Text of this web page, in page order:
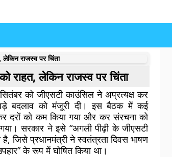
लेकिन राजस्व पर चिंता
राहत, लेकिन राजस्व पर चिंता
को जीएसटी काउंसिल ने अप्रत्यक्ष कर
बदलाव को मंजूरी दी। इस बैठक में कई
दरों को कम किया गया और कर संरचना को
सरकार ने इसे “अगली पीढ़ी के जीएसटी
है, जिसे प्रधानमंत्री ने स्वतंत्रता दिवस भाषण
के रूप में घोषित किया था।